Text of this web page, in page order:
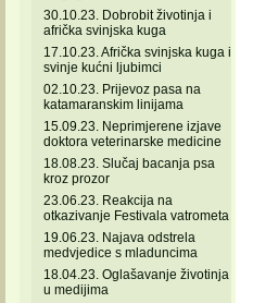
30.10.23. Dobrobit životinja i
afrička svinjska kuga
17.10.23. Afrička svinjska kuga i
svinje kućni ljubimci
02.10.23. Prijevoz pasa na
katamaranskim linijama
15.09.23. Neprimjerene izjave
doktora veterinarske medicine
18.08.23. Slučaj bacanja psa
kroz prozor
23.06.23. Reakcija na
otkazivanje Festivala vatrometa
19.06.23. Najava odstrela
medvjedice s mladuncima
18.04.23. Oglašavanje životinja
u medijima